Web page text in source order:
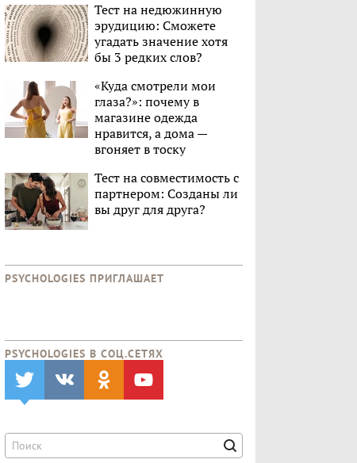
Тест на недюжинную
эрудицию: Сможете
угадать значение хотя
бы 3 редких слов?
«Куда смотрели мои
глаза?»: почему в
магазине одежда
нравится, а дома —
вгоняет в тоску
Тест на совместимость с
партнером: Созданы ли
вы друг для друга?
PSYCHOLOGIES ПРИГЛАШАЕТ
PSYCHOLOGIES В CОЦ.СЕТЯХ